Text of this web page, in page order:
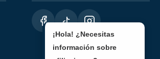
¡Hola! ¿Necesitas
información sobre